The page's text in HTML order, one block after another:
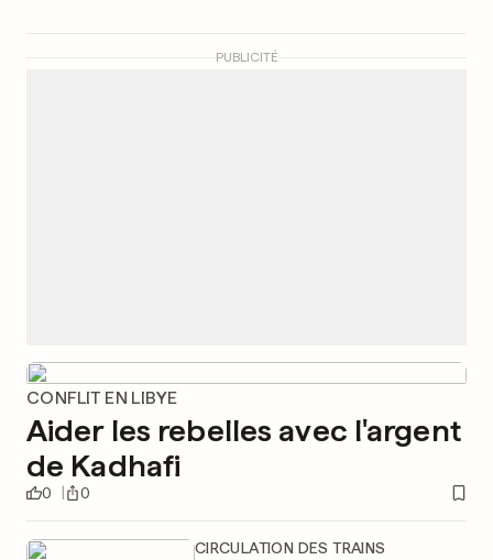
PUBLICITÉ
CONFLIT EN LIBYE
Aider les rebelles avec l'argent
de Kadhafi
0 0
CIRCULATION DES TRAINS